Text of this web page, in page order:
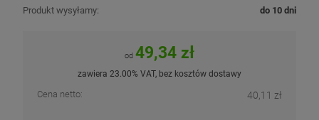
Produkt wysyłamy:
do 10 dni
od 49,34 zł
zawiera 23.00% VAT, bez kosztów dostawy
Cena netto: 40,11 zł